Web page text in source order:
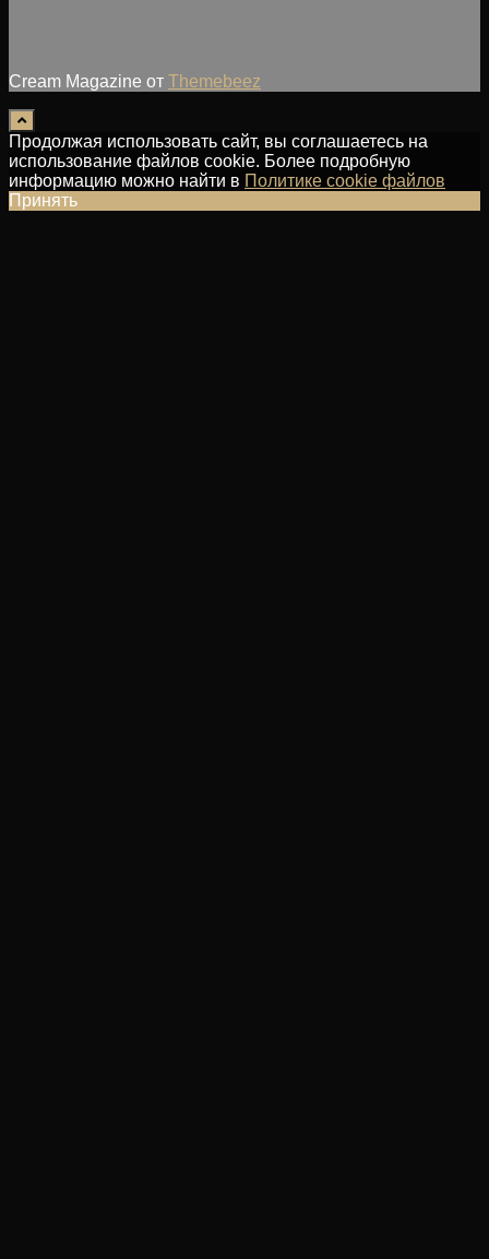
Cream Magazine от Themebeez
Продолжая использовать сайт, вы соглашаетесь на
использование файлов cookie. Более подробную
информацию можно найти в Политике cookie файлов
Принять